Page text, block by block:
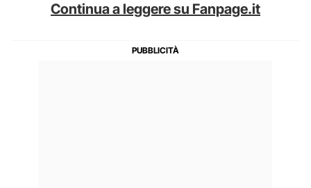
Continua a leggere su Fanpage.it